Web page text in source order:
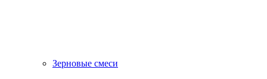
Зерновые смеси